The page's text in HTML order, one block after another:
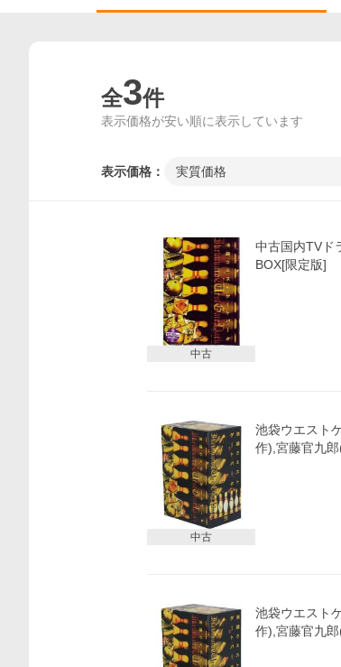
全3件
表示価格が安い順に表示しています
表示価格： 実質価格
中古
中古国内TVド
BOX[限定版]
中古
池袋ウエスト
作),宮藤官九
池袋ウエスト
作),宮藤官九